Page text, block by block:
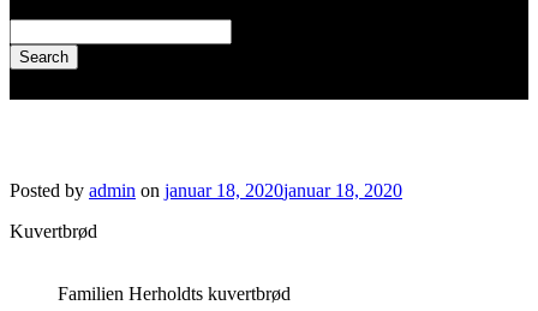
for:
Posted by admin on januar 18, 2020januar 18, 2020
Kuvertbrød
Familien Herholdts kuvertbrød